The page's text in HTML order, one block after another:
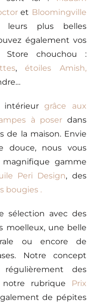
et Bloomingville
leurs plus belles
également vos
Store chouchou :
,étoiles Amish,
intérieurgrâce aux
à poser dans
de la maison. Envie
douce, nous vous
gamme
Peri Design, des
bougies .
sélection avec des
moelleux, une belle
ou encore de
Notre concept
des
rubrique
Prix
de pépites